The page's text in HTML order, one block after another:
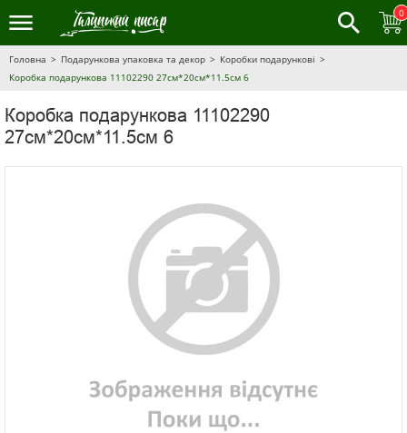
0
Головна Подарункова упаковка та декор
Коробки подарункові
Коробка подарункова 11102290 27см*20см*11.5см 6
Коробка подарункова 11102290
27см*20см*11.5см 6